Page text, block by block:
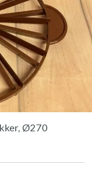
Ø270